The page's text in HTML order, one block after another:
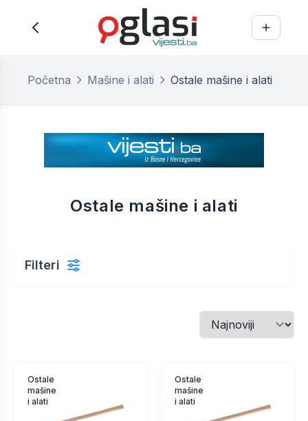
Početna Mašine i alati Ostale mašine i alati
Ostale mašine i alati
Filteri
Ostale
mašine
i alati
Ostale
mašine
i alati